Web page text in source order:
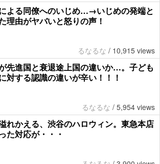
よる同僚へのいじめ…→いじめの発端と
理由がヤバいと怒りの声！
るなるな / 10,915 views
先進国と衰退途上国の違いか…。子ども
対する認識の違いが辛い！！！
るなるな / 5,954 views
れかえる、渋谷のハロウィン。東急本店
た対応が・・・